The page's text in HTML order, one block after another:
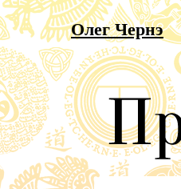
Олег Чернэ